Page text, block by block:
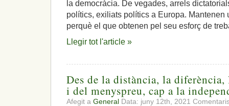
la democràcia. De vegades, arrels
polítics, exiliats polítics a Europa. Mantenen
perquè el que obtenen pel seu esforç de
Llegir tot l'article »
Des de la distància, la
i del menyspreu, cap a la
Afegit a General Data: juny 12th, 2021